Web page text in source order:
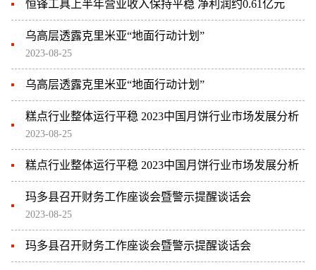
恒锋工具上半年营业收入保持平稳 净利润约0.61亿元
乌高层透露克里米亚“地面行动计划”
2023-08-25
乌高层透露克里米亚“地面行动计划”
糕点行业整体运行平稳 2023中国月饼行业市场发展分析
2023-08-25
糕点行业整体运行平稳 2023中国月饼行业市场发展分析
玛多县召开财务工作座谈会暨警示提醒谈话会
2023-08-25
玛多县召开财务工作座谈会暨警示提醒谈话会